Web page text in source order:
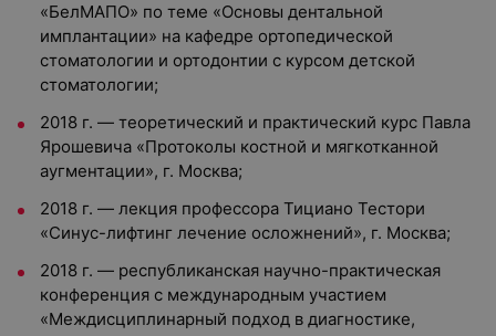
«БелМАПО» по теме «Основы дентальной
имплантации» на кафедре ортопедической
стоматологии и ортодонтии с курсом детской
стоматологии;
2018 г. — теоретический и практический курс Павла
Ярошевича «Протоколы костной и мягкотканной
аугментации», г. Москва;
2018 г. — лекция профессора Тициано Тестори
«Синус-лифтинг лечение осложнений», г. Москва;
2018 г. — республиканская научно-практическая
конференция с международным участием
«Междисциплинарный подход в диагностике,